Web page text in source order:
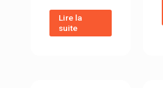
Lire la
suite